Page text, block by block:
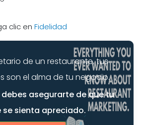
clic en Fidelidad
de un restaurante, tus
son el alma de tu negocio.
asegurarte de que tu
se sienta apreciado.